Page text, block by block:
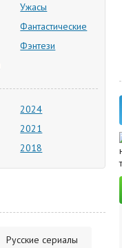
Ужасы
Фантастические
Фэнтези
2024
2021
2018
Русские сериалы